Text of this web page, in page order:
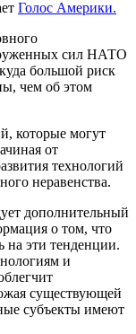
Голос Америки.
сил НАТО
большой риск
чем об этом
которые могут
от
технологий
неравенства.
дополнительный
о том, что
на эти тенденции.
и
существующей
субъекты имеют